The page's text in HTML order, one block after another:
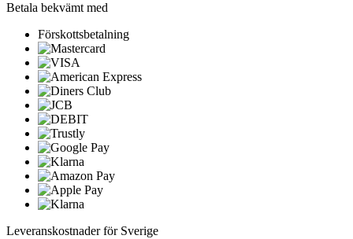
Betala bekvämt med
Förskottsbetalning
Leveranskostnader för Sverige